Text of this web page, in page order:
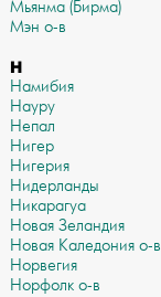
Мьянма (Бирма)
Мэн о-в
Н
Намибия
Науру
Непал
Нигер
Нигерия
Нидерланды
Никарагуа
Новая Зеландия
Новая Каледония о-в
Норвегия
Норфолк о-в